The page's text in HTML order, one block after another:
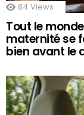
84 Views
Tout le
maternité se
bien avant le